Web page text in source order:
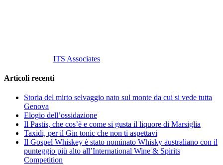
ITS Associates
Articoli recenti
Storia del mirto selvaggio nato sul monte da cui si vede tutta
Genova
Elogio dell’ossidazione
Il Pastis, che cos’è e come si gusta il liquore di Marsiglia
Taxidi, per il Gin tonic che non ti aspettavi
Il Gospel Whiskey è stato nominato Whisky australiano con il
punteggio più alto all’International Wine & Spirits
Competition